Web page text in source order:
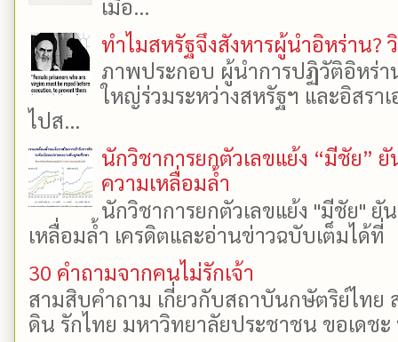
เมื่อ...
ทำไมสหรัฐจึงสังหารผู้นำอิหร่าน?
ภาพประกอบ ผู้นำการปฏิวัติอิหร่า
ใหญ่ร่วมระหว่างสหรัฐฯ และอิสรา
ไปส...
นักวิชาการยกตัวเลขแย้ง “มีชัย”
ความเหลื่อมล้ำ
นักวิชาการยกตัวเลขแย้ง "มีชัย"
เหลื่อมล้ำ เครดิตและอ่านข่าวฉบับเต็มได้
30 คำถามจากคนไม่รักเจ้า
สามสิบคำถาม เกี่ยวกับสถาบันกษัตริย์ไทย
ดิน รักไทย มหาวิทยาลัยประชาชน ขอเดช